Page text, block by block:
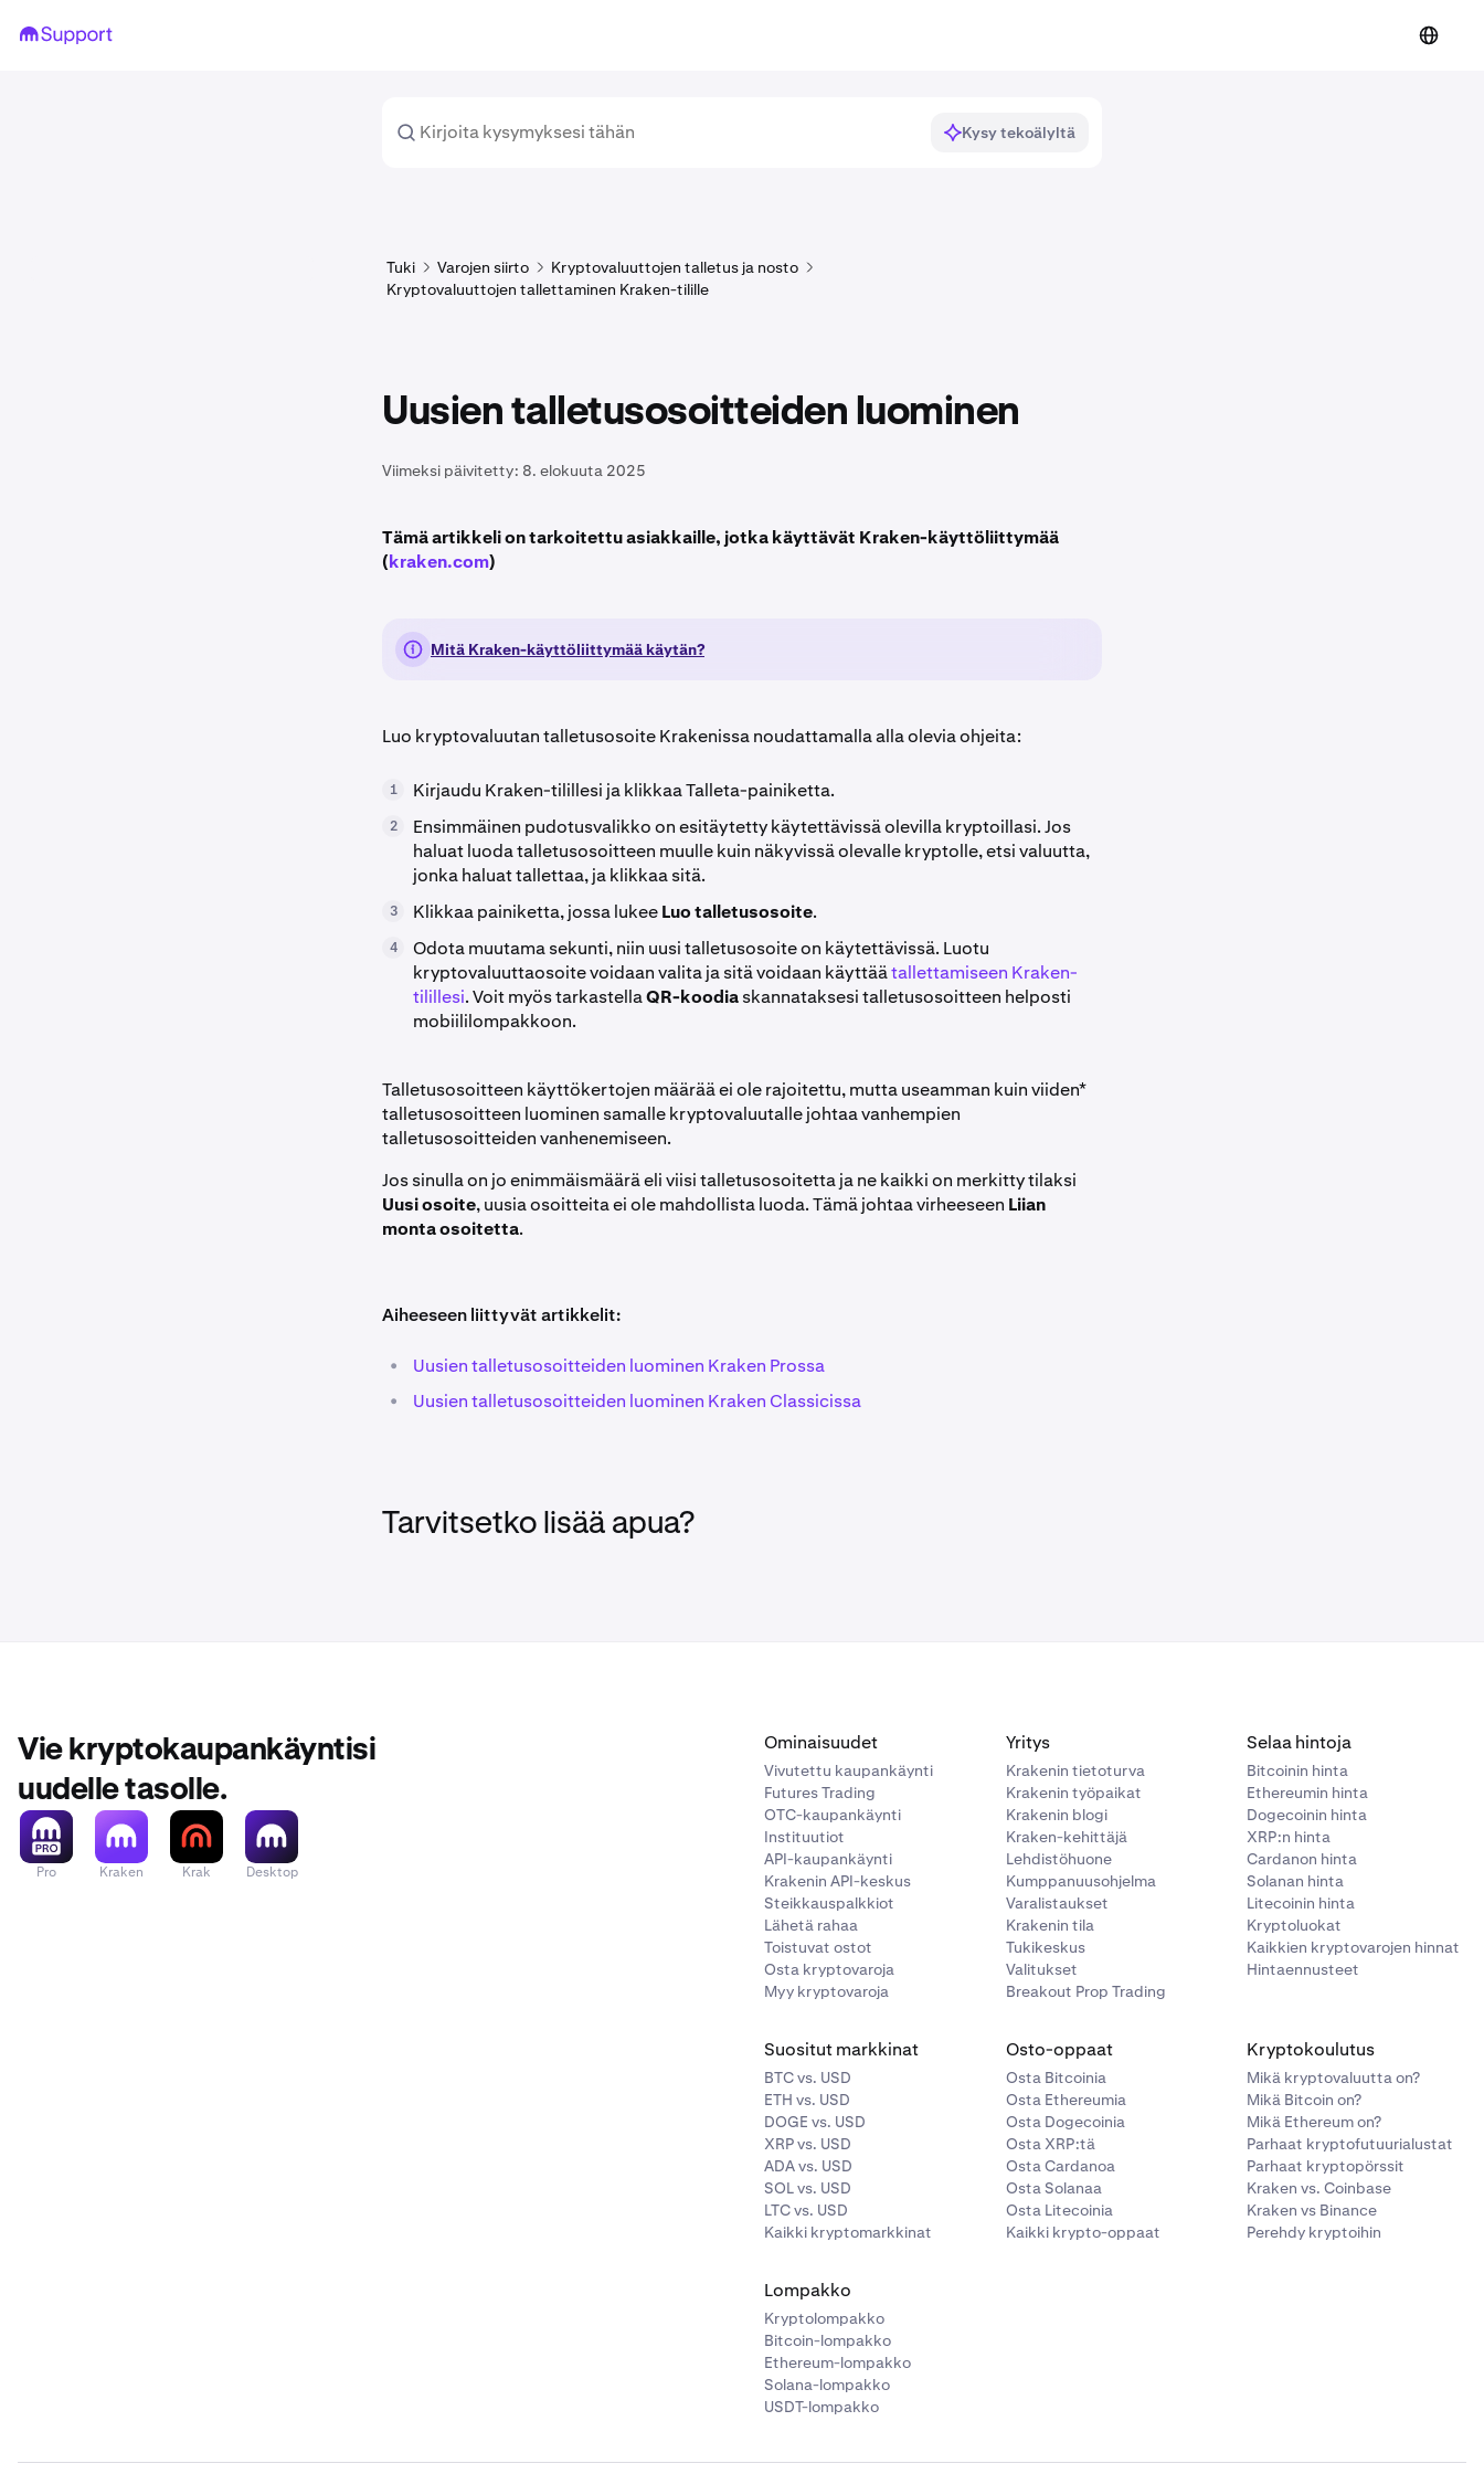
Kysy tekoälyltä
Tuki Varojen siirto
Kryptovaluuttojen talletus ja nosto
Kryptovaluuttojen tallettaminen Kraken-tilille
Uusien talletusosoitteiden luominen
Viimeksi päivitetty: 8. elokuuta 2025
Tämä artikkeli on tarkoitettu asiakkaille, jotka käyttävät Kraken-käyttöliittymää
(kraken.com)
Mitä Kraken-käyttöliittymää käytän?
Luo kryptovaluutan talletusosoite Krakenissa noudattamalla alla olevia ohjeita:
1 Kirjaudu Kraken-tilillesi ja klikkaa Talleta-painiketta.
2
Ensimmäinen pudotusvalikko on esitäytetty käytettävissä olevilla kryptoillasi. Jos
haluat luoda talletusosoitteen muulle kuin näkyvissä olevalle kryptolle, etsi valuutta,
jonka haluat tallettaa, ja klikkaa sitä.
3 Klikkaa painiketta, jossa lukeeLuo talletusosoite.
4
Odota muutama sekunti, niin uusi talletusosoite on käytettävissä. Luotu
kryptovaluuttaosoite voidaan valita ja sitä voidaan käyttäätallettamiseen Kraken-
tilillesi. Voit myös tarkastellaQR-koodiaskannataksesi talletusosoitteen helposti
mobiililompakkoon.
Talletusosoitteen käyttökertojen määrää ei ole rajoitettu, mutta useamman kuin viiden*
talletusosoitteen luominen samalle kryptovaluutalle johtaa vanhempien
talletusosoitteiden vanhenemiseen.
Jos sinulla on jo enimmäismäärä eli viisi talletusosoitetta ja ne kaikki on merkitty tilaksi
Uusi osoite, uusia osoitteita ei ole mahdollista luoda. Tämä johtaa virheeseen Liian
monta osoitetta.
Aiheeseen liittyvät artikkelit:
• Uusien talletusosoitteiden luominen Kraken Prossa
• Uusien talletusosoitteiden luominen Kraken Classicissa
Tarvitsetko lisää apua?
Vie kryptokaupankäyntisi
uudelle tasolle.
Pro Kraken Krak Desktop
Ominaisuudet
Vivutettu kaupankäynti
Futures Trading
OTC-kaupankäynti
Instituutiot
API-kaupankäynti
Krakenin API-keskus
Steikkauspalkkiot
Lähetä rahaa
Toistuvat ostot
Osta kryptovaroja
Myy kryptovaroja
Yritys
Krakenin tietoturva
Krakenin työpaikat
Krakenin blogi
Kraken-kehittäjä
Lehdistöhuone
Kumppanuusohjelma
Varalistaukset
Krakenin tila
Tukikeskus
Valitukset
Breakout Prop Trading
Selaa hintoja
Bitcoinin hinta
Ethereumin hinta
Dogecoinin hinta
XRP:n hinta
Cardanon hinta
Solanan hinta
Litecoinin hinta
Kryptoluokat
Kaikkien kryptovarojen hinnat
Hintaennusteet
Suositut markkinat
BTC vs. USD
ETH vs. USD
DOGE vs. USD
XRP vs. USD
ADA vs. USD
SOL vs. USD
LTC vs. USD
Kaikki kryptomarkkinat
Osto-oppaat
Osta Bitcoinia
Osta Ethereumia
Osta Dogecoinia
Osta XRP:tä
Osta Cardanoa
Osta Solanaa
Osta Litecoinia
Kaikki krypto-oppaat
Kryptokoulutus
Mikä kryptovaluutta on?
Mikä Bitcoin on?
Mikä Ethereum on?
Parhaat kryptofutuurialustat
Parhaat kryptopörssit
Kraken vs. Coinbase
Kraken vs Binance
Perehdy kryptoihin
Lompakko
Kryptolompakko
Bitcoin-lompakko
Ethereum-lompakko
Solana-lompakko
USDT-lompakko